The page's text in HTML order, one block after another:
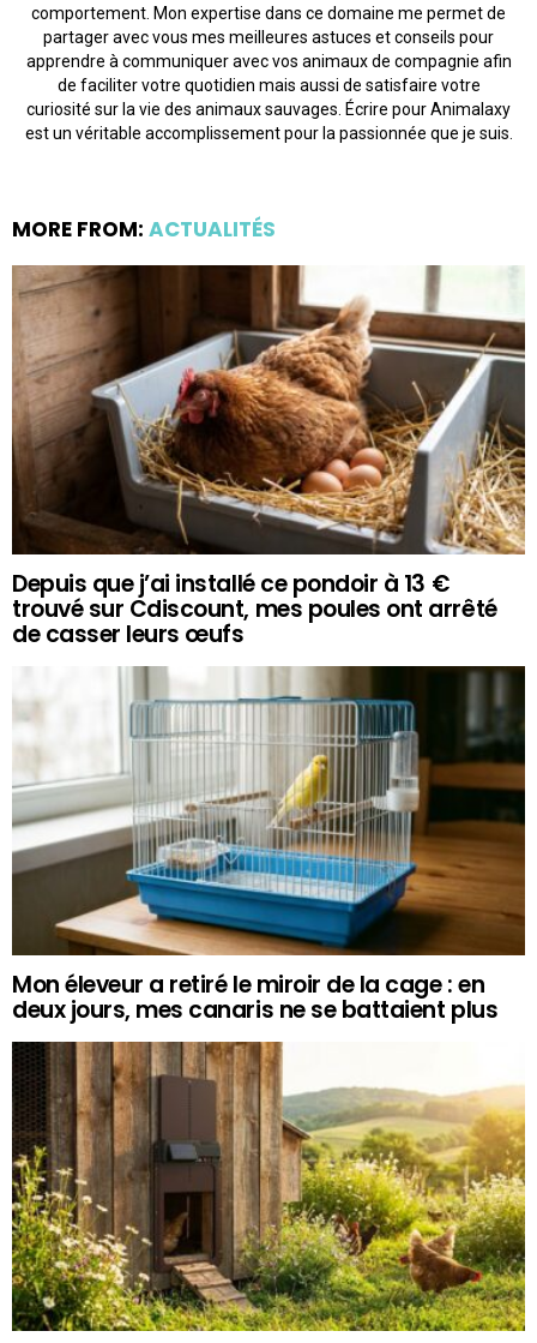
comportement. Mon expertise dans ce domaine me permet de
partager avec vous mes meilleures astuces et conseils pour
apprendre à communiquer avec vos animaux de compagnie afin
de faciliter votre quotidien mais aussi de satisfaire votre
curiosité sur la vie des animaux sauvages. Écrire pour Animalaxy
est un véritable accomplissement pour la passionnée que je suis.
MORE FROM: ACTUALITÉS
Depuis que j’ai installé ce pondoir à 13 €
trouvé sur Cdiscount, mes poules ont arrêté
de casser leurs œufs
Mon éleveur a retiré le miroir de la cage : en
deux jours, mes canaris ne se battaient plus